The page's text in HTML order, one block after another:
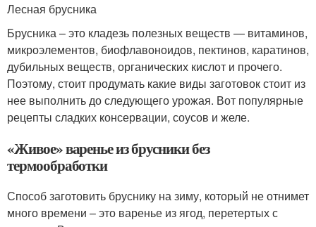
Лесная брусника
Брусника – это кладезь полезных веществ — витаминов,
микроэлементов, биофлавоноидов, пектинов, каратинов,
дубильных веществ, органических кислот и прочего.
Поэтому, стоит продумать какие виды заготовок стоит из
нее выполнить до следующего урожая. Вот популярные
рецепты сладких консервации, соусов и желе.
«Живое» варенье из брусники без
термообработки
Способ заготовить бруснику на зиму, который не отнимет
много времени – это варенье из ягод, перетертых с